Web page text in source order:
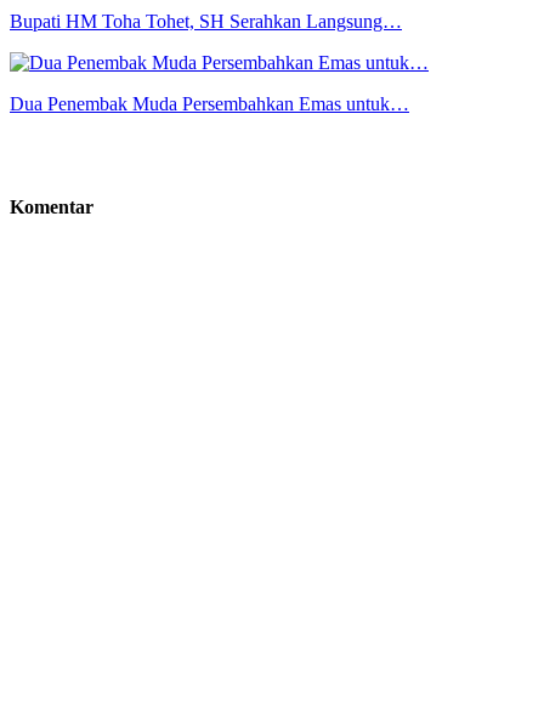
Bupati HM Toha Tohet, SH Serahkan Langsung…
Dua Penembak Muda Persembahkan Emas untuk…
Komentar